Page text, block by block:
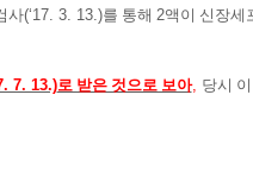
사(‘17. 3. 13.)를 통해 2액이 신장세
7. 13.)로 받은 것으로 보아, 당시